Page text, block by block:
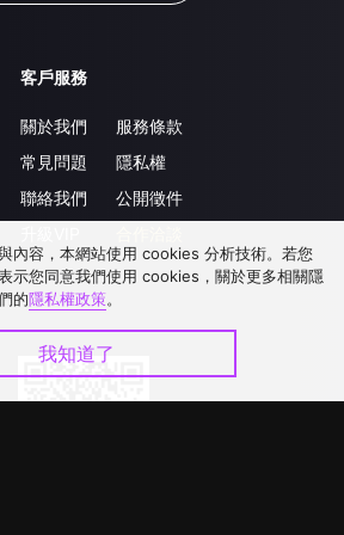
客戶服務
關於我們
常見問題
聯絡我們
服務條款
隱私權
公開徵件
內容，本網站使用 cookies 分析技術。若您
示您同意我們使用 cookies，關於更多相關隱
的隱私權政策。
我知道了